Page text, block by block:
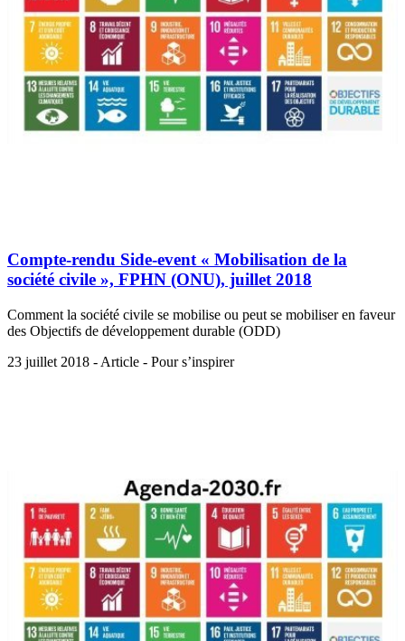
Compte-rendu Side-event « Mobilisation de la
société civile », FPHN (ONU), juillet 2018
Comment la société civile se mobilise ou peut se mobiliser en faveur
des Objectifs de développement durable (ODD)
23 juillet 2018 - Article - Pour s’inspirer